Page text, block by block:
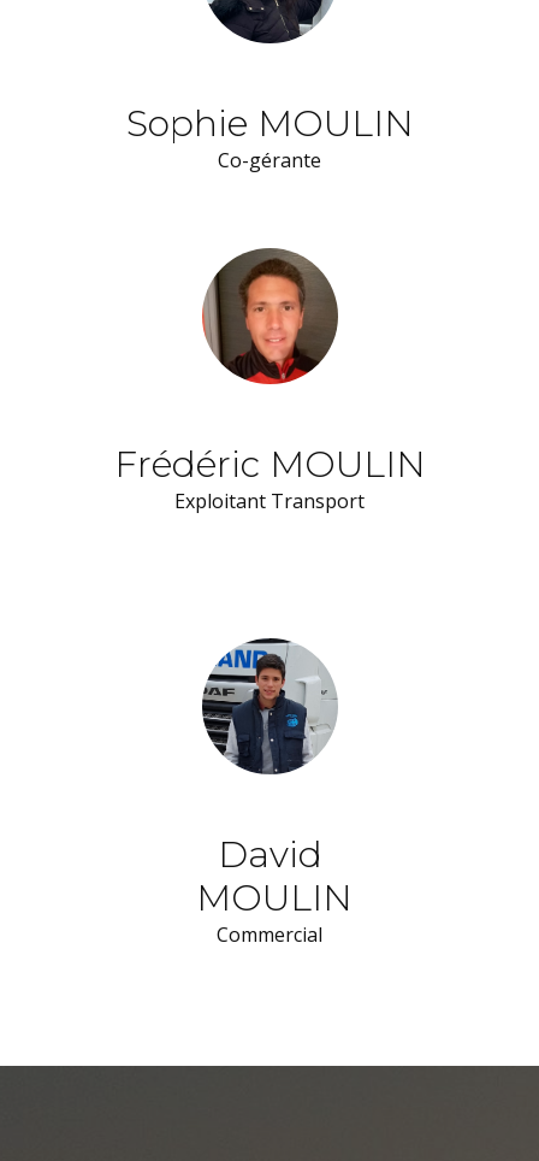
Sophie MOULIN
Co-gérante
Frédéric MOULIN
Exploitant Transport
David
MOULIN
Commercial